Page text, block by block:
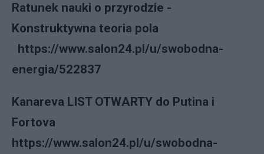
Ratunek nauki o przyrodzie -
Konstruktywna teoria pola
https://www.salon24.pl/u/swobodna-
energia/522837
Kanareva LIST OTWARTY do Putina i
Fortova
https://www.salon24.pl/u/swobodna-